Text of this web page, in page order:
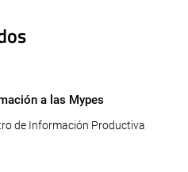
a las Mypes
de Información Productiva